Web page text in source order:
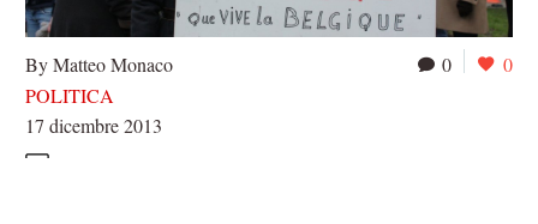
0 0
By Matteo Monaco
POLITICA
17 dicembre 2013